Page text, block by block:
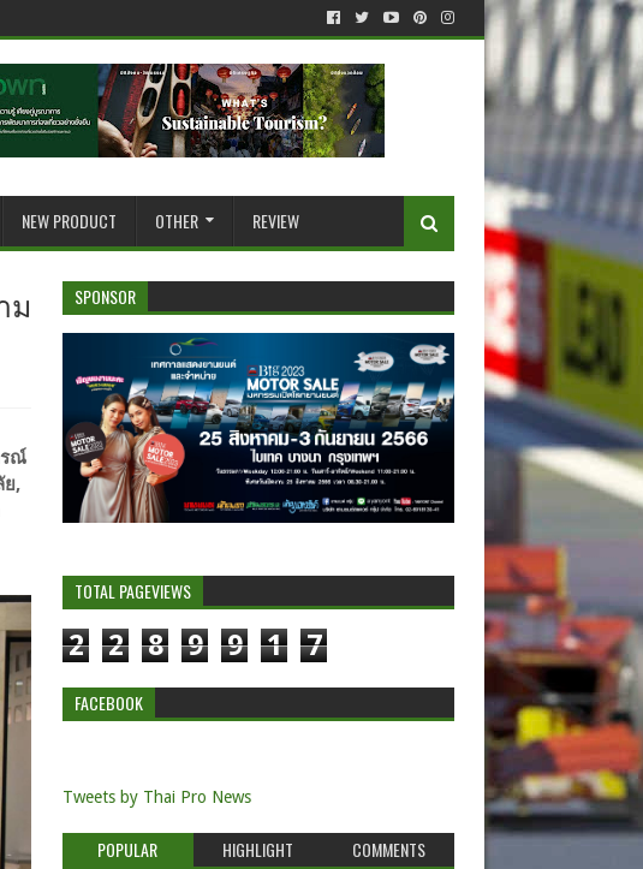
NEW PRODUCT OTHER REVIEW
ม
รณ์
ย,
SPONSOR
TOTAL PAGEVIEWS
2 2 8 9 9 1 7
FACEBOOK
Tweets by Thai Pro News
POPULAR HIGHLIGHT COMMENTS